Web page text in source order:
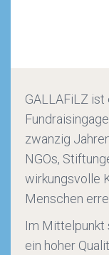
GALLAFiLZ
zwanzig
NGOs,
wirkungsvolle
Menschen
Im Mittelpunkt
ein hoher